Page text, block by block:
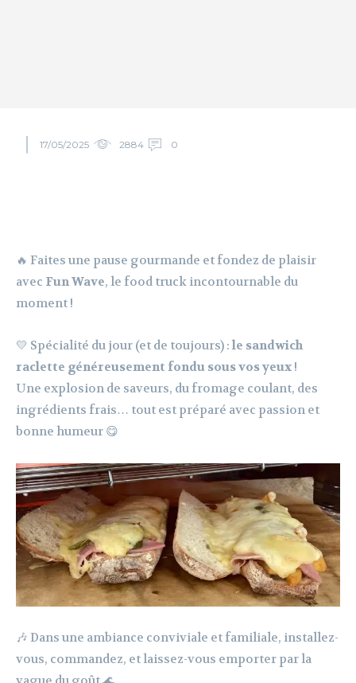
17/05/2025 2884 0
🔥 Faites une pause gourmande et fondez de plaisir
avec Fun Wave, le food truck incontournable du
moment !
💛 Spécialité du jour (et de toujours) :le sandwich
raclette généreusement fondu sous vos yeux !
Une explosion de saveurs, du fromage coulant, des
ingrédients frais… tout est préparé avec passion et
bonne humeur 😋
🎶 Dans une ambiance conviviale et familiale, installez-
vous, commandez, et laissez-vous emporter par la